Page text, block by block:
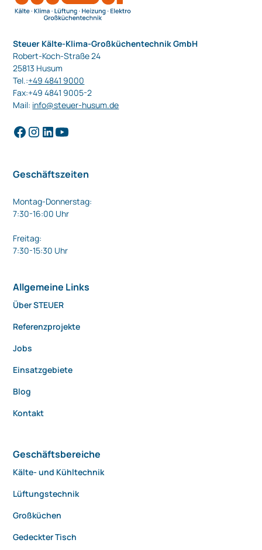
Steuer Kälte-Klima-Großküchentechnik GmbH
Robert-Koch-Straße 24
25813 Husum
Tel.:+49 4841 9000
Fax:+49 4841 9005-2
Mail: info@steuer-husum.de
Geschäftszeiten
Montag-Donnerstag:
7:30-16:00 Uhr
Freitag:
7:30-15:30 Uhr
Allgemeine Links
Über STEUER
Referenzprojekte
Jobs
Einsatzgebiete
Blog
Kontakt
Geschäftsbereiche
Kälte- und Kühltechnik
Lüftungstechnik
Großküchen
Gedeckter Tisch